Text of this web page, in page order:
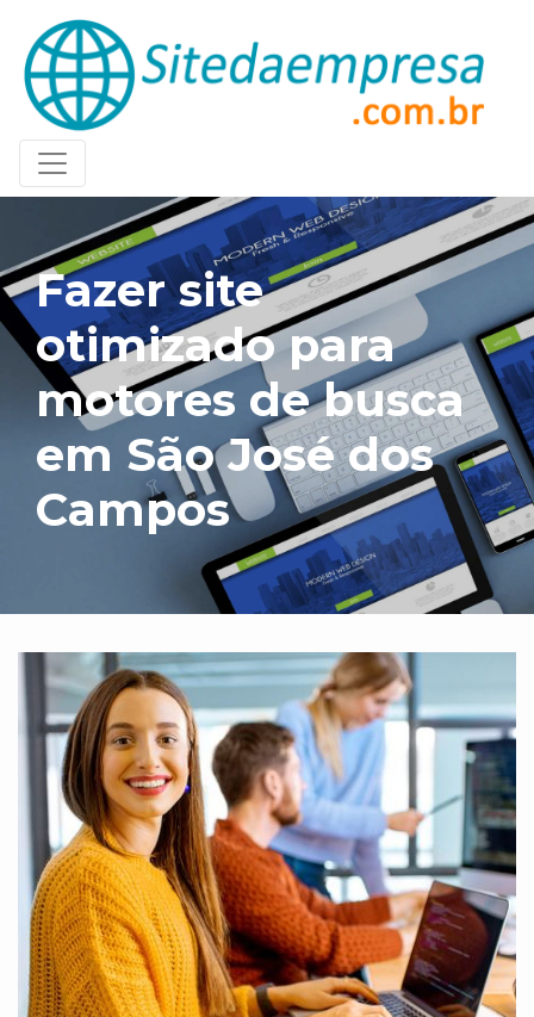
Fazer site
otimizado para
motores de busca
em São José dos
Campos